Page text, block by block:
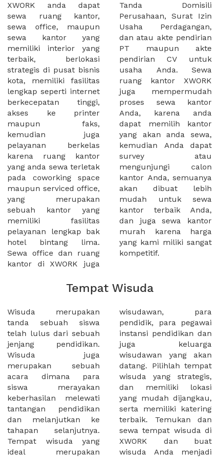
XWORK anda dapat
sewa ruang kantor,
sewa office, maupun
sewa kantor yang
memiliki interior yang
terbaik, berlokasi
strategis di pusat bisnis
kota, memiliki fasilitas
lengkap seperti internet
berkecepatan tinggi,
akses ke printer
maupun faks,
kemudian juga
pelayanan berkelas
karena ruang kantor
yang anda sewa terletak
pada coworking space
maupun serviced office,
yang merupakan
sebuah kantor yang
memiliki fasilitas
pelayanan lengkap bak
hotel bintang lima.
Sewa office dan ruang
kantor di XWORK juga
Tanda Domisili
Perusahaan, Surat Izin
Usaha Perdagangan,
dan atau akte pendirian
PT maupun akte
pendirian CV untuk
usaha Anda. Sewa
ruang kantor XWORK
juga mempermudah
proses sewa kantor
Anda, karena anda
dapat memilih kantor
yang akan anda sewa,
kemudian Anda dapat
survey atau
mengunjungi calon
kantor Anda, semuanya
akan dibuat lebih
mudah untuk sewa
kantor terbaik Anda,
dan juga sewa kantor
murah karena harga
yang kami miliki sangat
kompetitif.
Tempat Wisuda
Wisuda merupakan
tanda sebuah siswa
telah lulus dari sebuah
jenjang pendidikan.
Wisuda juga
merupakan sebuah
acara dimana para
siswa merayakan
keberhasilan melewati
tantangan pendidikan
dan melanjutkan ke
tahapan selanjutnya.
Tempat wisuda yang
ideal merupakan
wisudawan, para
pendidik, para pegawai
instansi pendidikan dan
juga keluarga
wisudawan yang akan
datang. Pilihlah tempat
wisuda yang strategis,
dan memiliki lokasi
yang mudah dijangkau,
serta memiliki katering
terbaik. Temukan dan
sewa tempat wisuda di
XWORK dan buat
wisuda Anda menjadi